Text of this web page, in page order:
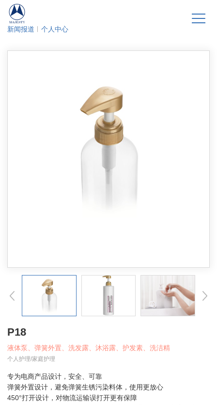
新闻报道 个人中心
P18
液体泵、弹簧外置、洗发露、沐浴露、护发素、洗洁精
个人护理/家庭护理
专为电商产品设计，安全、可靠
弹簧外置设计，避免弹簧生锈污染料体，使用更放心
450°打开设计，对物流运输误打开更有保障